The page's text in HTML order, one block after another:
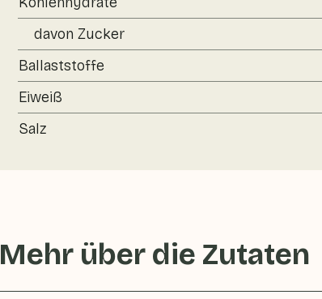
davon Zucker
Ballaststoffe
Eiweiß
Salz
Mehr über die Zutaten